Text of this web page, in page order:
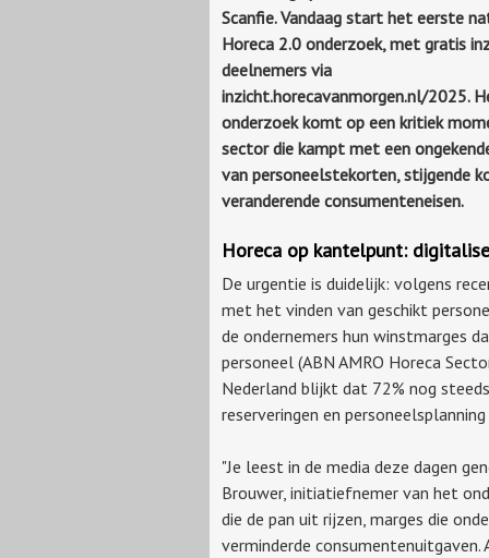
Scanfie. Vandaag start het eerste
Horeca 2.0 onderzoek, met gratis
deelnemers via
inzicht.horecavanmorgen.nl/2025.
onderzoek komt op een kritiek
sector die kampt met een
van personeelstekorten, stijgende
veranderende consumenteneisen.
Horeca op kantelpunt:
De urgentie is duidelijk: volgens
met het vinden van geschikt
de ondernemers hun winstmarges
personeel (ABN AMRO Horeca
Nederland blijkt dat 72% nog
reserveringen en
"Je leest in de media deze dagen
Brouwer, initiatiefnemer van het
die de pan uit rijzen, marges die
verminderde